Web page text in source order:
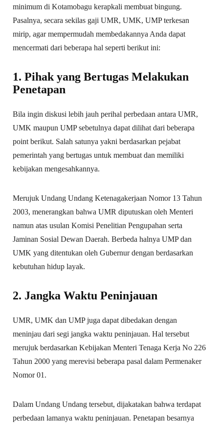
minimum di Kotamobagu kerapkali membuat bingung.
Pasalnya, secara sekilas gaji UMR, UMK, UMP terkesan
mirip, agar mempermudah membedakannya Anda dapat
mencermati dari beberapa hal seperti berikut ini:
1. Pihak yang Bertugas Melakukan
Penetapan
Bila ingin diskusi lebih jauh perihal perbedaan antara UMR,
UMK maupun UMP sebetulnya dapat dilihat dari beberapa
point berikut. Salah satunya yakni berdasarkan pejabat
pemerintah yang bertugas untuk membuat dan memiliki
kebijakan mengesahkannya.
Merujuk Undang Undang Ketenagakerjaan Nomor 13 Tahun
2003, menerangkan bahwa UMR diputuskan oleh Menteri
namun atas usulan Komisi Penelitian Pengupahan serta
Jaminan Sosial Dewan Daerah. Berbeda halnya UMP dan
UMK yang ditentukan oleh Gubernur dengan berdasarkan
kebutuhan hidup layak.
2. Jangka Waktu Peninjauan
UMR, UMK dan UMP juga dapat dibedakan dengan
meninjau dari segi jangka waktu peninjauan. Hal tersebut
merujuk berdasarkan Kebijakan Menteri Tenaga Kerja No 226
Tahun 2000 yang merevisi beberapa pasal dalam Permenaker
Nomor 01.
Dalam Undang Undang tersebut, dijakatakan bahwa terdapat
perbedaan lamanya waktu peninjauan. Penetapan besarnya